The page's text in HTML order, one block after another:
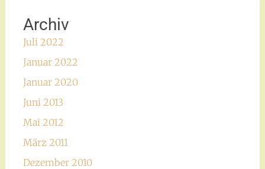
Archiv
Juli 2022
Januar 2022
Januar 2020
Juni 2013
Mai 2012
März 2011
Dezember 2010